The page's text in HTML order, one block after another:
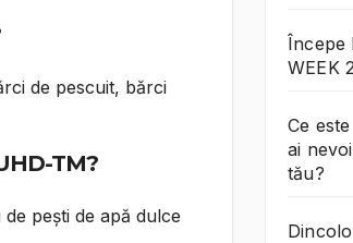
de pescuit, bărci
TM?
pești de apă dulce
Începe
WEEK
Ce
ai
tău?